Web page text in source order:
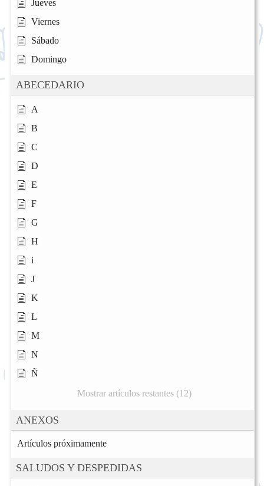
Jueves
Viernes
Sábado
Domingo
ABECEDARIO
A
B
C
D
E
F
G
H
i
J
K
L
M
N
Ñ
Mostrar artículos restantes (12)
ANEXOS
Artículos próximamente
SALUDOS Y DESPEDIDAS